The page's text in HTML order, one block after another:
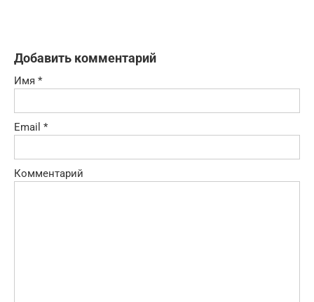
Добавить комментарий
Имя *
Email *
Комментарий